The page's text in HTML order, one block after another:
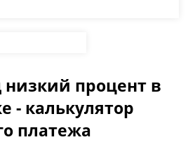
процент в
- калькулятор
платежа